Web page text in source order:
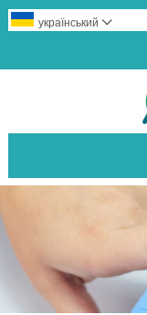
український 